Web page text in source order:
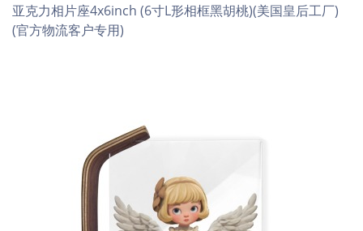
亚克力相片座4x6inch (6寸L形相框黑胡桃)(美国皇后工厂)
(官方物流客户专用)